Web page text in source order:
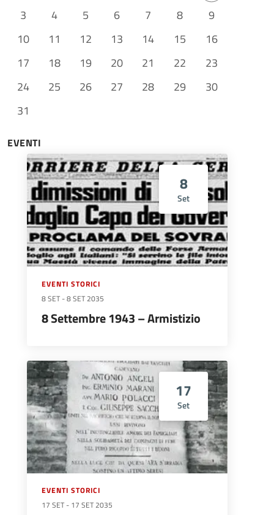
3
4 5 6 7 8
9
10
11 12 13 14 15
16
17
18 19 20 21 22
23
24
25 26 27 28 29
30
31
EVENTI
8
Set
EVENTI STORICI
8 SET -8 SET 2035
8 Settembre 1943 – Armistizio
17
Set
EVENTI STORICI
17 SET - 17 SET 2035